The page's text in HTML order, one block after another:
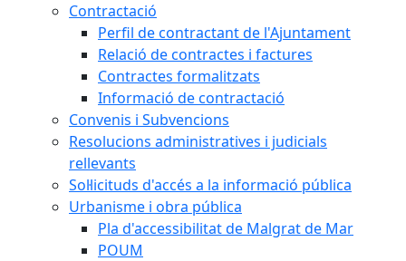
Contractació
Perfil de contractant de l'Ajuntament
Relació de contractes i factures
Contractes formalitzats
Informació de contractació
Convenis i Subvencions
Resolucions administratives i judicials
rellevants
Sol·licituds d'accés a la informació pública
Urbanisme i obra pública
Pla d'accessibilitat de Malgrat de Mar
POUM